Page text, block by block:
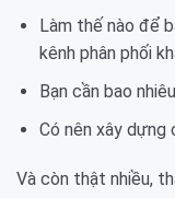
Làm thế nào để
kênh phân phối
Bạn cần bao
Có nên xây dựng
Và còn thật nhiều,